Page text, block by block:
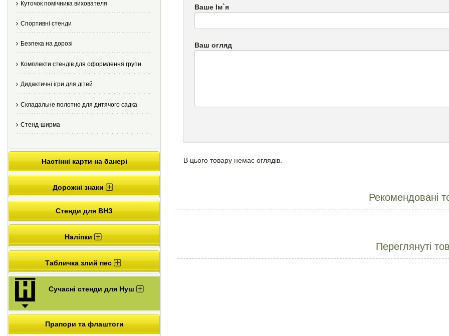
Куточок помічника вихователя
Спортивні стенди
Безпека на дорозі
Комплекти стендів для оформлення групи
Дидактичні ігри для дітей
Складальне полотно для дитячого садка
Стенд-ширма
Настінні карти на банері
Дорожні знаки
Стенди для ВНЗ
Наліпки
Табличка злий пес
Сучасні стенди для Нуш
Прапори та флаштоги
Ваше Ім`я
Ваш огляд
В цього товару немає оглядів.
Рекомендовані
Переглянуті